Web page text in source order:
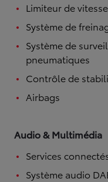
Limiteur de
Système de
Système de
pneumatiques
Contrôle de
Airbags
Audio & Multimédia
Services
Système audio